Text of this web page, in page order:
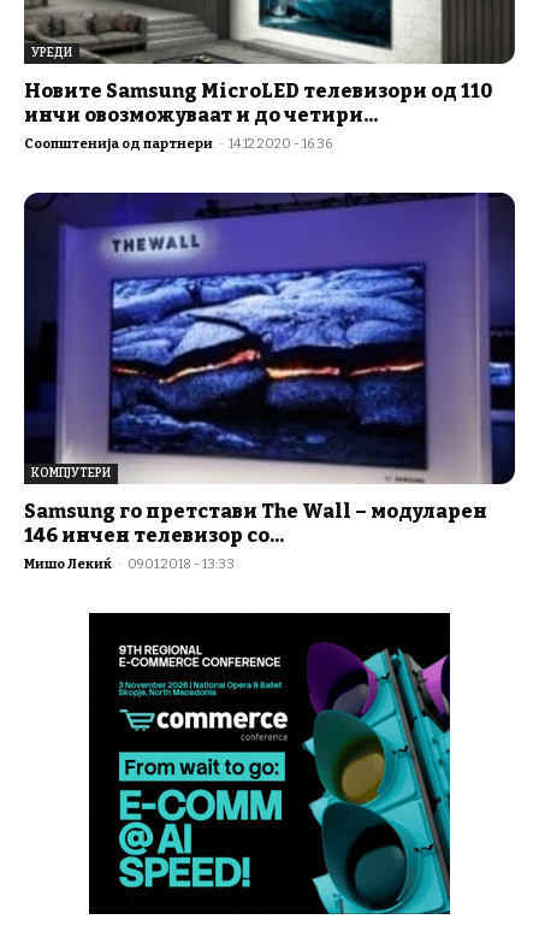
УРЕДИ
Новите Samsung MicroLED телевизори од 110
инчи овозможуваат и до четири...
Соопштенија од партнери - 14.12.2020 - 16:36
КОМПЈУТЕРИ
Samsung го претстави The Wall – модуларен
146 инчен телевизор со...
Мишо Лекиќ - 09.01.2018 - 13:33